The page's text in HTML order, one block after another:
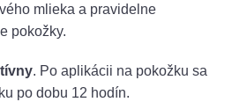
mlieka a pravidelne
pokožky.
. Po aplikácii na pokožku sa
po dobu 12 hodín.